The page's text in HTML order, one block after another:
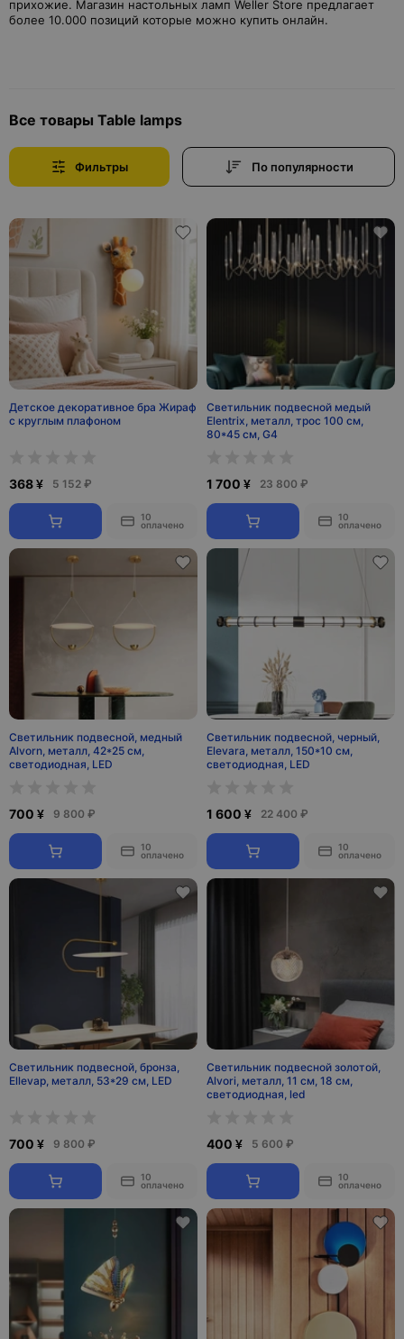
прихожие. Магазин настольных ламп Weller Store предлагает
более 10.000 позиций которые можно купить онлайн.
Все товары Table lamps
Фильтры По популярности
Детское декоративное бра Жираф
с круглым плафоном
368 ¥ 5 152 ₽
10
оплачено
Светильник подвесной медый
Elentrix, металл, трос 100 см,
80*45 см, G4
1 700 ¥ 23 800 ₽
10
оплачено
Светильник подвесной, медный
Alvorn, металл, 42*25 см,
светодиодная, LED
700 ¥ 9 800 ₽
10
оплачено
Светильник подвесной, черный,
Elevara, металл, 150*10 см,
светодиодная, LED
1 600 ¥ 22 400 ₽
10
оплачено
Светильник подвесной, бронза,
Ellevap, металл, 53*29 см, LED
700 ¥ 9 800 ₽
10
оплачено
Светильник подвесной золотой,
Alvori, металл, 11 см, 18 см,
светодиодная, led
400 ¥ 5 600 ₽
10
оплачено